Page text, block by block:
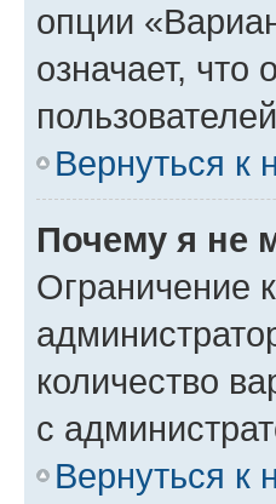
опции
означает,
Вернуться к
Почему я не
Ограничение
количество
с
Вернуться к